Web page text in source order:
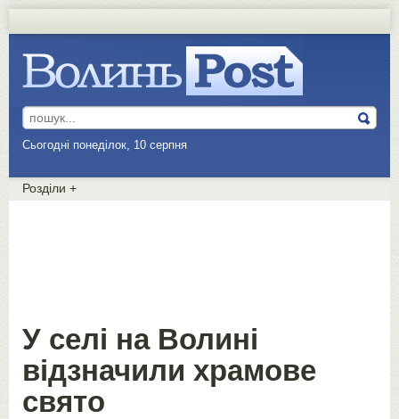
Сьогодні понеділок, 10 серпня
Розділи +
У селі на Волині
відзначили храмове
свято